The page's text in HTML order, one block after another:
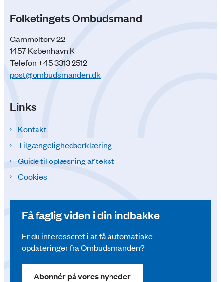
Folketingets Ombudsmand
Gammeltorv 22
1457 København K
Telefon +45 3313 2512
post@ombudsmanden.dk
Links
Kontakt
Tilgængelighedserklæring
Guide til oplæsning af tekst
Cookies
Få faglig viden i din indbakke
Er du interesseret i at få automatiske
opdateringer fra Ombudsmanden?
Abonnér på vores nyheder